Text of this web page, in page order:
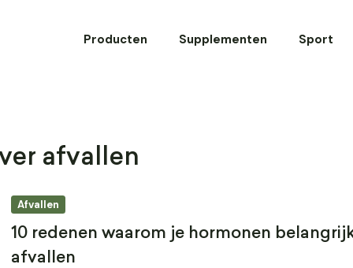
Producten Supplementen Sport
afvallen
Afvallen
10 redenen waarom je hormonen
afvallen